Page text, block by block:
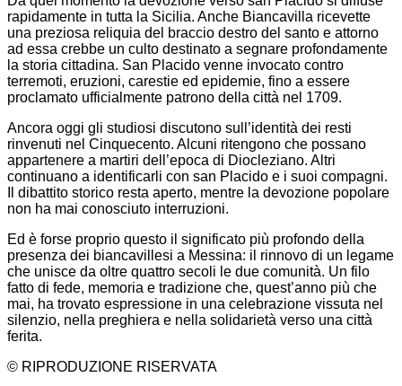
rapidamente in tutta la Sicilia. Anche Biancavilla ricevette
una preziosa reliquia del braccio destro del santo e attorno
ad essa crebbe un culto destinato a segnare profondamente
la storia cittadina. San Placido venne invocato contro
terremoti, eruzioni, carestie ed epidemie, fino a essere
proclamato ufficialmente patrono della città nel 1709.
Ancora oggi gli studiosi discutono sull’identità dei resti
rinvenuti nel Cinquecento. Alcuni ritengono che possano
appartenere a martiri dell’epoca di Diocleziano. Altri
continuano a identificarli con san Placido e i suoi compagni.
Il dibattito storico resta aperto, mentre la devozione popolare
non ha mai conosciuto interruzioni.
Ed è forse proprio questo il significato più profondo della
presenza dei biancavillesi a Messina: il rinnovo di un legame
che unisce da oltre quattro secoli le due comunità. Un filo
fatto di fede, memoria e tradizione che, quest’anno più che
mai, ha trovato espressione in una celebrazione vissuta nel
silenzio, nella preghiera e nella solidarietà verso una città
ferita.
© RIPRODUZIONE RISERVATA